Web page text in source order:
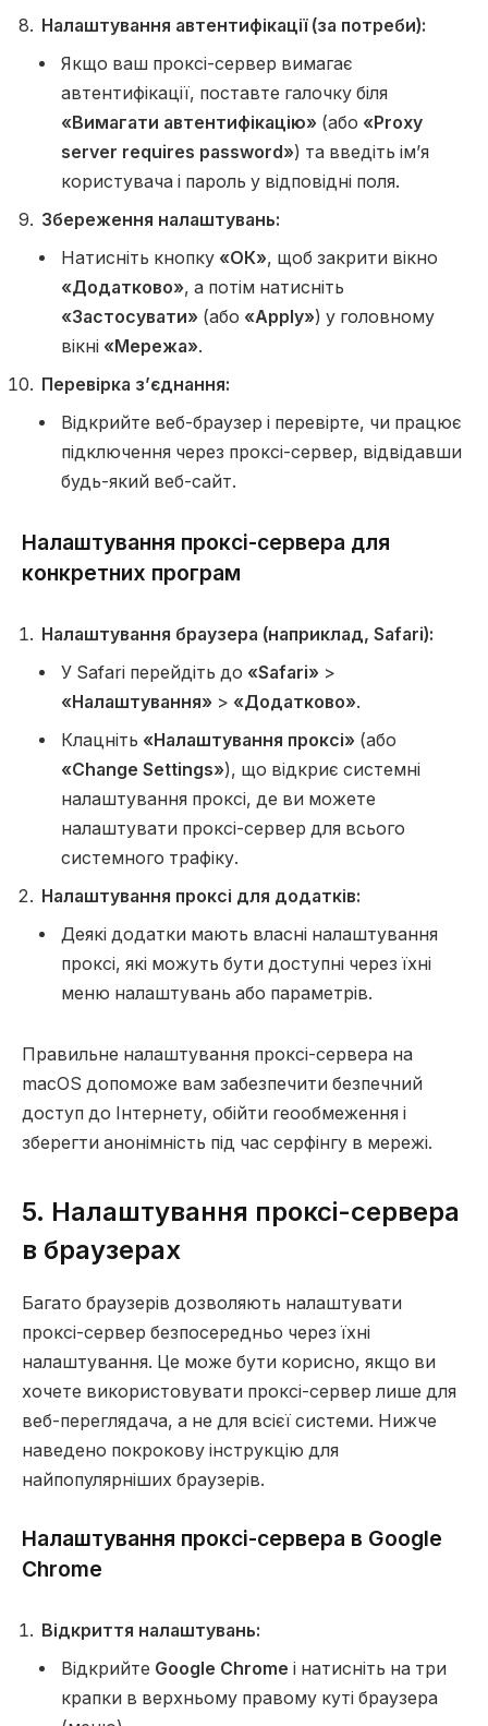
Налаштування автентифікації (за потреби):
Якщо ваш проксі-сервер вимагає
автентифікації, поставте галочку біля
«Вимагати автентифікацію» (або «Proxy
server requires password») та введіть ім’я
користувача і пароль у відповідні поля.
Збереження налаштувань:
Натисніть кнопку «ОК», щоб закрити вікно
«Додатково», а потім натисніть
«Застосувати» (або «Apply») у головному
вікні «Мережа».
Перевірка з’єднання:
Відкрийте веб-браузер і перевірте, чи працює
підключення через проксі-сервер, відвідавши
будь-який веб-сайт.
Налаштування проксі-сервера для
конкретних програм
Налаштування браузера (наприклад, Safari):
У Safari перейдіть до «Safari» >
«Налаштування» > «Додатково».
Клацніть «Налаштування проксі» (або
«Change Settings»), що відкриє системні
налаштування проксі, де ви можете
налаштувати проксі-сервер для всього
системного трафіку.
Налаштування проксі для додатків:
Деякі додатки мають власні налаштування
проксі, які можуть бути доступні через їхні
меню налаштувань або параметрів.
Правильне налаштування проксі-сервера на
macOS допоможе вам забезпечити безпечний
доступ до Інтернету, обійти геообмеження і
зберегти анонімність під час серфінгу в мережі.
5. Налаштування проксі-сервера
в браузерах
Багато браузерів дозволяють налаштувати
проксі-сервер безпосередньо через їхні
налаштування. Це може бути корисно, якщо ви
хочете використовувати проксі-сервер лише для
веб-переглядача, а не для всієї системи. Нижче
наведено покрокову інструкцію для
найпопулярніших браузерів.
Налаштування проксі-сервера в Google
Chrome
Відкриття налаштувань:
Відкрийте Google Chrome і натисніть на три
крапки в верхньому правому куті браузера